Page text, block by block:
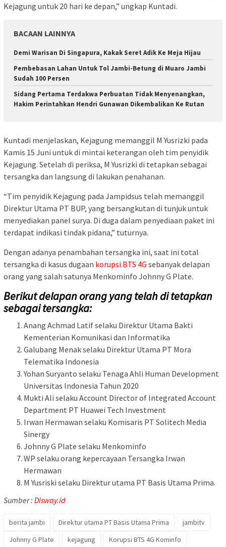
Kejagung untuk 20 hari ke depan,” ungkap Kuntadi.
BACAAN LAINNYA
Demi Warisan Di Singapura, Kakak Seret Adik Ke Meja Hijau
Pembebasan Lahan Untuk Tol Jambi-Betung di Muaro Jambi
Sudah 100 Persen
Sidang Pertama Terdakwa Perbuatan Tidak Menyenangkan,
Hakim Perintahkan Hendri Gunawan Dikembalikan Ke Rutan
Kuntadi menjelaskan, Kejagung memanggil M Yusrizki pada
Kamis 15 Juni untuk di mintai keterangan oleh tim penyidik
Kejagung. Setelah di periksa, M Yusrizki di tetapkan sebagai
tersangka dan langsung di lakukan penahanan.
“Tim penyidik Kejagung pada Jampidsus telah memanggil
Direktur Utama PT BUP, yang bersangkutan di tunjuk untuk
menyediakan panel surya. Di duga dalam penyediaan paket ini
terdapat indikasi tindak pidana,” tuturnya.
Dengan adanya penambahan tersangka ini, saat ini total
tersangka di kasus dugaan korupsi BTS 4G sebanyak delapan
orang yang salah satunya Menkominfo Johnny G Plate.
Berikut delapan orang yang telah di tetapkan
sebagai tersangka:
Anang Achmad Latif selaku Direktur Utama Bakti
Kementerian Komunikasi dan Informatika
Galubang Menak selaku Direktur Utama PT Mora
Telematika Indonesia
Yohan Suryanto selaku Tenaga Ahli Human Development
Universitas Indonesia Tahun 2020
Mukti Ali selaku Account Director of Integrated Account
Department PT Huawei Tech Investment
Irwan Hermawan selaku Komisaris PT Solitech Media
Sinergy
Johnny G Plate selaku Menkominfo
WP selaku orang kepercayaan Tersangka Irwan
Hermawan
M Yusriski selaku Direktur utama PT Basis Utama Prima.
Sumber : Disway.id
berita jambi Direktur utama PT Basis Utama Prima
jambitv
Johnny G Plate
kejagung
Korupsi BTS 4G Kominfo